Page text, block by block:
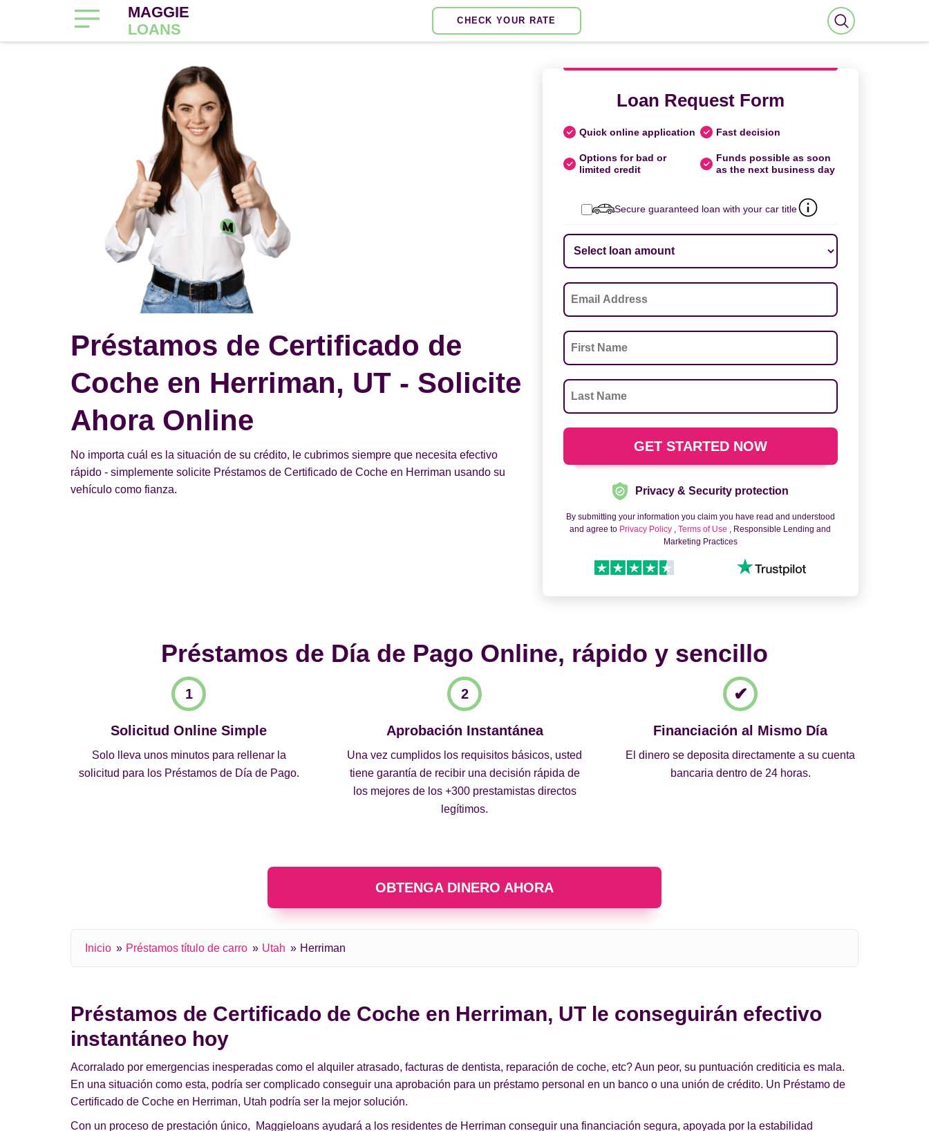
MAGGIE
LOANS
CHECK YOUR RATE
Préstamos de Certificado de
Coche en Herriman, UT - Solicite
Ahora Online
No importa cuál es la situación de su crédito, le cubrimos siempre que necesita efectivo
rápido - simplemente solicite Préstamos de Certificado de Coche en Herriman usando su
vehículo como fianza.
Loan Request Form
Quick online application Fast decision
Options for bad or
limited credit
Funds possible as soon
as the next business day
Secure guaranteed loan with your car title
Privacy & Security protection
By submitting your information you claim you have read and understood
and agree to Privacy Policy ,Terms of Use , Responsible Lending and
Marketing Practices
Préstamos de Día de Pago Online, rápido y sencillo
Solicitud Online Simple
Solo lleva unos minutos para rellenar la
solicitud para los Préstamos de Día de Pago.
Aprobación Instantánea
Una vez cumplidos los requisitos básicos, usted
tiene garantía de recibir una decisión rápida de
los mejores de los +300 prestamistas directos
legítimos.
Financiación al Mismo Día
El dinero se deposita directamente a su cuenta
bancaria dentro de 24 horas.
OBTENGA DINERO AHORA
Inicio Préstamos título de carro Utah Herriman
Préstamos de Certificado de Coche en Herriman, UT le conseguirán efectivo
instantáneo hoy
Acorralado por emergencias inesperadas como el alquiler atrasado, facturas de dentista, reparación de coche, etc? Aun peor, su puntuación crediticia es mala.
En una situación como esta, podría ser complicado conseguir una aprobación para un préstamo personal en un banco o una unión de crédito. Un Préstamo de
Certificado de Coche en Herriman, Utah podría ser la mejor solución.
Con un proceso de prestación único, Maggieloans ayudará a los residentes de Herriman conseguir una financiación segura, apoyada por la estabilidad